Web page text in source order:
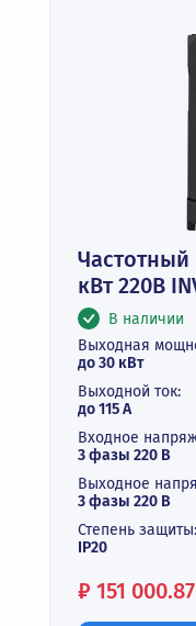
Частотный
кВт 220В
В наличии
Выходная
до 30 кВт
Выходной ток:
до 115 А
Входное
3 фазы 220 В
Выходное
3 фазы 220 В
Степень защиты:
IP20
Цена:
₽ 151 000.87